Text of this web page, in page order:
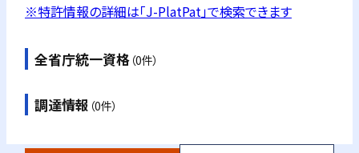
※特許情報の詳細は「J-PlatPat」で検索できます
全省庁統一資格（0件）
調達情報 （0件）